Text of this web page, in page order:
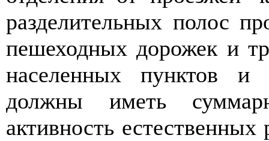
разделительных полос
пешеходных дорожек и
населенных пунктов и
должны иметь
активность